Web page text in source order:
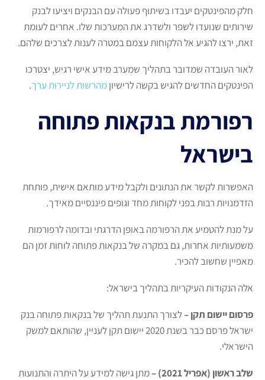
חלק מהפינטקים יעבדו בשיתוף פעולה עם הבנקים ויציעו לבנק
שירותים שנועדו לשפר ולשדרג את המערכות שלו. אחרים לעומת
זאת, ירצו להגיע אל הלקוחות עצמם במטרה לענות לצרכים שלהם.
לאור העובדה שמדובר בתהליך שמערב מידע אישי רגיש, יצטרכו
הפינטקים החדשים להגיש בקשה לרישיוןמהרשות לניירות ערך.
רפורמת בנקאות פתוחה
בישראל
האפשרות לקשר את הנתונים ולקבל מידע מותאם אישית, פותחת
הזדמנויות רבות בפני לקוחות מחד וגופים פיננסיים מאידך.
על מנת להטמיע את הרפורמה באופן הדרגתי ובדומה לרפורמות
משמעותיות אחרות, גם במקרה של בנקאות פתוחה לוחות זמן הם
מאפיין שחשוב להכיר.
אלה הנקודות העיקריות בתהליך בישראל:
פרסום יישום תקן –לצורך התנעת תהליך של בנקאות פתוחה בנק
ישראל פרסם כבר בשנת 2020 יישום תקן לעניין, שהותאם למשק
הישראלי.
שלב ראשון (אפריל 2021) –
מתן גישה למידע על היתרה והתנועות